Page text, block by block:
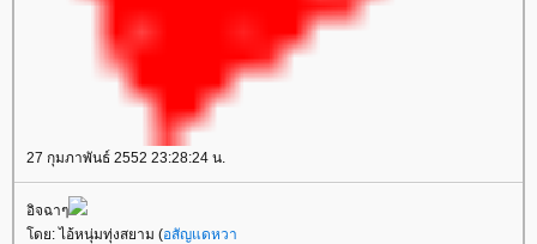
27 กุมภาพันธ์ 2552 23:28:24 น.
อิจฉาๆ
โดย: ไอ้หนุ่มทุ่งสยาม (อสัญแดหวา